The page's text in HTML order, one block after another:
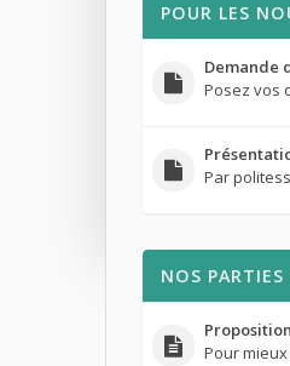
POUR LES
Demande
Posez vos
Par
NOS PARTIES
Pour